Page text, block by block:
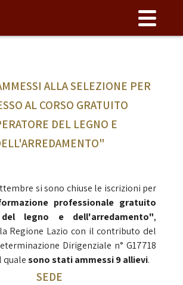
ALLA SELEZIONE PER
AL CORSO GRATUITO
DEL LEGNO E
si sono chiuse le iscrizioni per
professionale gratuito
legno e dell'arredamento",
Regione Lazio con il contributo del
Dirigenziale n° G17718
qualesono stati ammessi 9 allievi.
SEDE